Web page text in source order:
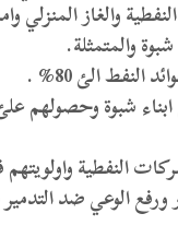
والغاز المنزلي
الئ 80% .
شبوة وحصولهم
النفطية
ورفع الوعي ضد